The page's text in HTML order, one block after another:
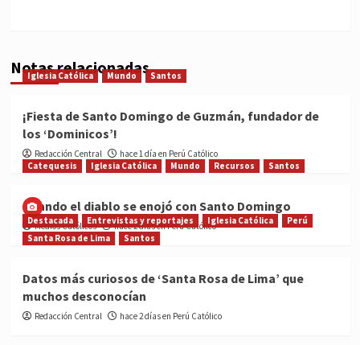
Notas relacionadas
Iglesia Católica Mundo Santos
¡Fiesta de Santo Domingo de Guzmán, fundador de
los ‘Dominicos’!
Redacción Central
hace 1 día en Perú Católico
Catequesis
Iglesia Católica Mundo Recursos Santos
Cuando el diablo se enojó con Santo Domingo
Medios Católicos hace 2 días en Perú Católico
Destacada Entrevistas y reportajes Iglesia Católica
Perú
Santa Rosa de Lima
Santos
Datos más curiosos de ‘Santa Rosa de Lima’ que
muchos desconocían
Redacción Central hace 2 días en Perú Católico